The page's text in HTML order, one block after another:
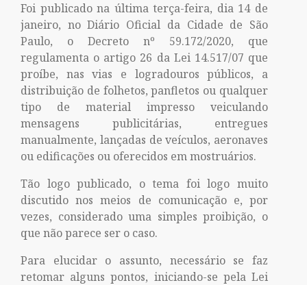
Foi publicado na última terça-feira, dia 14 de
janeiro, no Diário Oficial da Cidade de São
Paulo, o Decreto nº 59.172/2020, que
regulamenta o artigo 26 da Lei 14.517/07 que
proíbe, nas vias e logradouros públicos, a
distribuição de folhetos, panfletos ou qualquer
tipo de material impresso veiculando
mensagens publicitárias, entregues
manualmente, lançadas de veículos, aeronaves
ou edificações ou oferecidos em mostruários.
Tão logo publicado, o tema foi logo muito
discutido nos meios de comunicação e, por
vezes, considerado uma simples proibição, o
que não parece ser o caso.
Para elucidar o assunto, necessário se faz
retomar alguns pontos, iniciando-se pela Lei